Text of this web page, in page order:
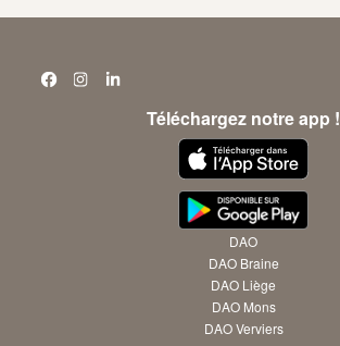
Téléchargez notre app !
DAO
DAO Braine
DAO Liège
DAO Mons
DAO Verviers